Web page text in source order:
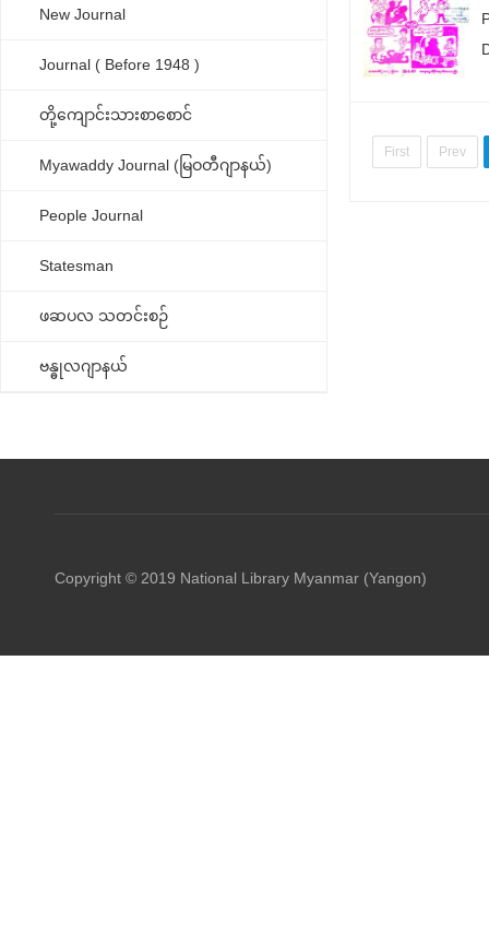
New Journal
Journal ( Before 1948 )
တို့ကျောင်းသားစာစောင်
Myawaddy Journal (မြဝတီဂျာနယ်)
People Journal
Statesman
ဖဆပလ သတင်းစဉ်
ဗန္ဓုလဂျာနယ်
First Prev
Copyright © 2019 National Library Myanmar (Yangon)